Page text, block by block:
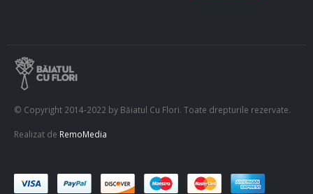
© Copyright 2014-2022 by Băiatul Cu Flori. Toate drepturile rezervate.
Realizat de RemoMedia